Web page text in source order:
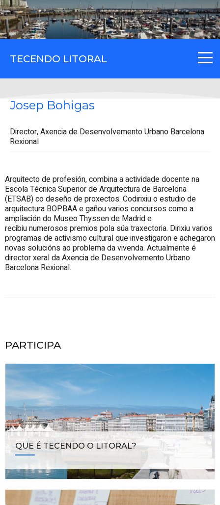
TECENDO LITORAL
Josep Bohigas
Director, Axencia de Desenvolvemento Urbano Barcelona
Rexional
Arquitecto de profesión, combina a actividade docente na
Escola Técnica Superior de Arquitectura de Barcelona
(ETSAB) co deseño de proxectos. Codirixiu o estudio de
arquitectura BOPBAA e gañou varios concursos como a
ampliación do Museo Thyssen de Madrid e
recibiu numerosos premios pola súa traxectoria. Dirixiu varios
programas de activismo cultural que investigaron e achegaron
novas solucións ao problema da vivenda. Actualmente é
director xeral da Axencia de Desenvolvemento Urbano
Barcelona Rexional.
PARTICIPA
QUE É TECENDO O LITORAL?